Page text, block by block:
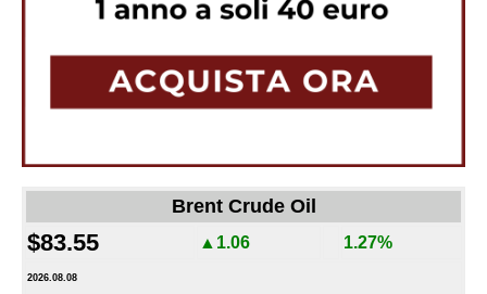
Brent Crude Oil
$83.55 ▲1.06 1.27%
2026.08.08